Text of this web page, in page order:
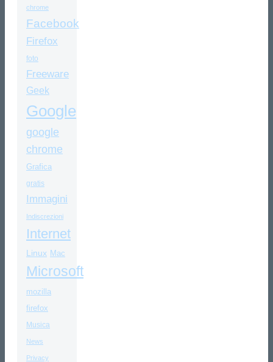
chrome
Facebook
Firefox
foto
Freeware
Geek
Google
google
chrome
Grafica
gratis
Immagini
Indiscrezioni
Internet
Linux Mac
Microsoft
mozilla
firefox
Musica
News
Privacy